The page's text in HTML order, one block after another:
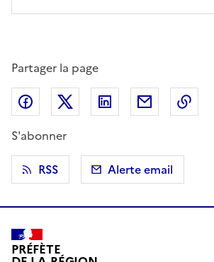
Partager la page
Partager sur Facebook
Partager sur X
Partager surPartager
S'abonner
RSS
Alerte email
PRÉFÈTE